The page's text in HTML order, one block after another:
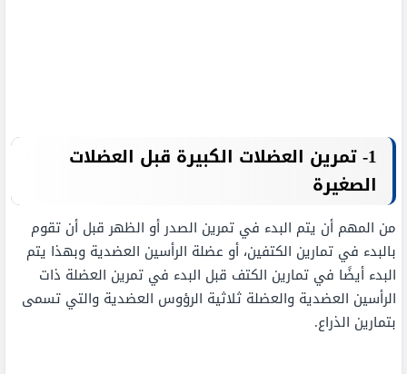
1- تمرين العضلات الكبيرة قبل العضلات
الصغيرة
من المهم أن يتم البدء في تمرين الصدر أو الظهر قبل أن تقوم
بالبدء في تمارين الكتفين، أو عضلة الرأسين العضدية وبهذا يتم
البدء أيضًا في تمارين الكتف قبل البدء في تمرين العضلة ذات
الرأسين العضدية والعضلة ثلاثية الرؤوس العضدية والتي تسمى
بتمارين الذراع.